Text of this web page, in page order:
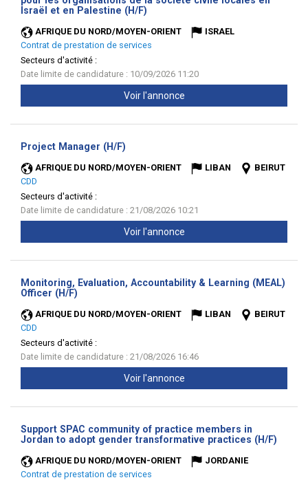
Israël et en Palestine (H/F)
AFRIQUE DU NORD/MOYEN-ORIENT
ISRAEL
Contrat de prestation de services
Secteurs d'activité :
Date limite de candidature : 10/09/2026 11:20
Voir l'annonce
Project Manager (H/F)
AFRIQUE DU NORD/MOYEN-ORIENT LIBAN
BEIRUT
CDD
Secteurs d'activité :
Date limite de candidature : 21/08/2026 10:21
Voir l'annonce
Monitoring, Evaluation, Accountability & Learning (MEAL)
Officer (H/F)
AFRIQUE DU NORD/MOYEN-ORIENT LIBAN
BEIRUT
CDD
Secteurs d'activité :
Date limite de candidature : 21/08/2026 16:46
Voir l'annonce
Support SPAC community of practice members in
Jordan to adopt gender transformative practices (H/F)
AFRIQUE DU NORD/MOYEN-ORIENT
JORDANIE
Contrat de prestation de services